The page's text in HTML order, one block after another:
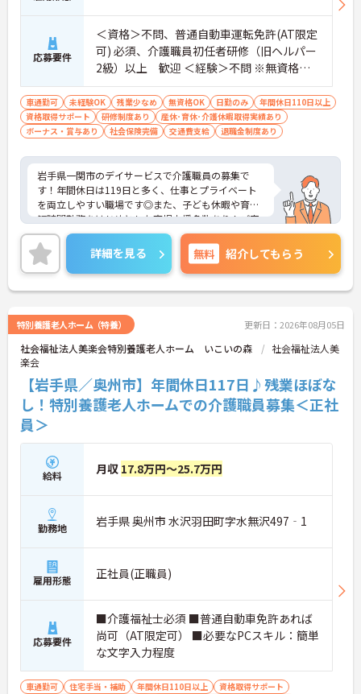
の賞与や配偶者・お子様への手厚い扶養手当を支給
しています
・宿泊費補助などが受けられる独自の「ツクイPLU
・社内規定の範囲内で髪色や髪型をはじめネイルや
まつげエクステが自由であり自分らしさを大切に働
けます
【有資格者のキャリアパス！手厚いチューター制度
・入社後1年間は専門のチューター（指導担当者）
がマンツーマンで手厚くフォローするため新しい環
境でも安心です
・資格手当の支給や公的資格取得・自己啓発支援制
度を通じて有資格者のさらなるステップアップを後
押しします
・階層別研修や所属先以外の事業所で行う交換研修
など豊富な教育プログラムで専門職としての成長を
応募要件
＜資格＞不問、普通自動車運転免許(AT限定
可) 必須、介護職員初任者研修（旧ヘルパー
2級）以上 歓迎 ＜経験＞不問 ※無資格者:
入社半年以内に会社負担で認知症介護基礎
研修受講
車通勤可 未経験OK 残業少なめ 無資格OK 日勤のみ
年間休日110日以上
資格取得サポート
研修制度あり
産休･育休･介護休暇取得実績あり
ボーナス・賞与あり
社会保険完備 交通費支給 退職金制度あり
岩手県一関市のデイサービスで介護職員の募集で
す！年間休日は119日と多く、仕事とプライベート
を両立しやすい職場です◎また、子ども休暇や育児
短時間勤務をはじめとした育児支援多数あり！ご家
族がいる方でも安心して働くことができます！資格
取得支援制度や研修受講支援制度など、働きながら
スキルアップを目指せる環境が整っているのも嬉し
いポイント♪ご興味のある方は面接ポイントをお伝
えしますので、お気軽にご連絡ください！
詳細を見る 無料 紹介してもらう
特別養護老人ホーム（特養） 更新日：2026年08月05日
社会福祉法人美楽会特別養護老人ホーム いこいの森
社会福祉法人美
楽会
【岩手県／奥州市】年間休日117日♪残業ほぼな
し！特別養護老人ホームでの介護職員募集＜正社
員＞
給料 月収 17.8万円～25.7万円
勤務地 岩手県 奥州市 水沢羽田町字水無沢497‐1
雇用形態 正社員(正職員)
応募要件
■介護福祉士必須 ■普通自動車免許あれば
尚可（AT限定可） ■必要なPCスキル：簡単
な文字入力程度
車通勤可 住宅手当・補助 年間休日110日以上
資格取得サポート